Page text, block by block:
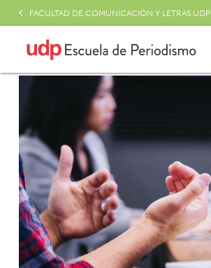
FACULTAD DE COMUNICACIÓN Y LETRAS UDP